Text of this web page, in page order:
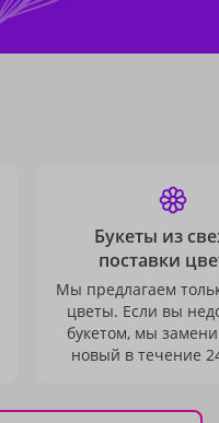
Букеты из
поставки
Мы предлагаем
цветы. Если вы
букетом, мы
новый в течение